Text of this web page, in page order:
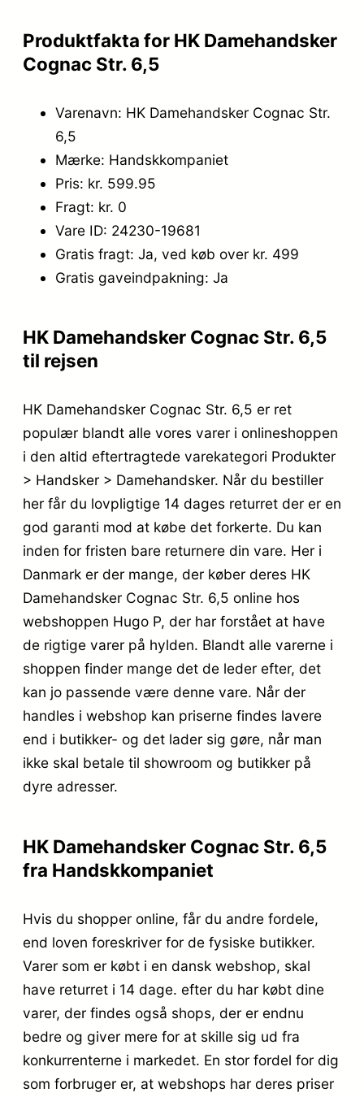
Produktfakta for HK Damehandsker
Cognac Str. 6,5
Varenavn: HK Damehandsker Cognac Str.
6,5
Mærke: Handskkompaniet
Pris: kr. 599.95
Fragt: kr. 0
Vare ID: 24230-19681
Gratis fragt: Ja, ved køb over kr. 499
Gratis gaveindpakning: Ja
HK Damehandsker Cognac Str. 6,5
til rejsen
HK Damehandsker Cognac Str. 6,5 er ret
populær blandt alle vores varer i onlineshoppen
i den altid eftertragtede varekategori Produkter
> Handsker > Damehandsker. Når du bestiller
her får du lovpligtige 14 dages returret der er en
god garanti mod at købe det forkerte. Du kan
inden for fristen bare returnere din vare. Her i
Danmark er der mange, der køber deres HK
Damehandsker Cognac Str. 6,5 online hos
webshoppen Hugo P, der har forstået at have
de rigtige varer på hylden. Blandt alle varerne i
shoppen finder mange det de leder efter, det
kan jo passende være denne vare. Når der
handles i webshop kan priserne findes lavere
end i butikker- og det lader sig gøre, når man
ikke skal betale til showroom og butikker på
dyre adresser.
HK Damehandsker Cognac Str. 6,5
fra Handskkompaniet
Hvis du shopper online, får du andre fordele,
end loven foreskriver for de fysiske butikker.
Varer som er købt i en dansk webshop, skal
have returret i 14 dage. efter du har købt dine
varer, der findes også shops, der er endnu
bedre og giver mere for at skille sig ud fra
konkurrenterne i markedet. En stor fordel for dig
som forbruger er, at webshops har deres priser